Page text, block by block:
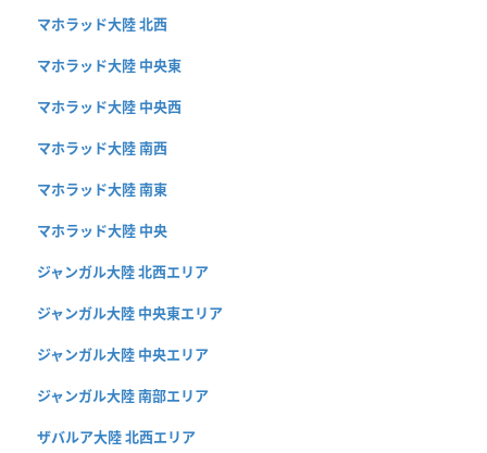
マホラッド大陸 北西
マホラッド大陸 中央東
マホラッド大陸 中央西
マホラッド大陸 南西
マホラッド大陸 南東
マホラッド大陸 中央
ジャンガル大陸 北西エリア
ジャンガル大陸 中央東エリア
ジャンガル大陸 中央エリア
ジャンガル大陸 南部エリア
ザバルア大陸 北西エリア